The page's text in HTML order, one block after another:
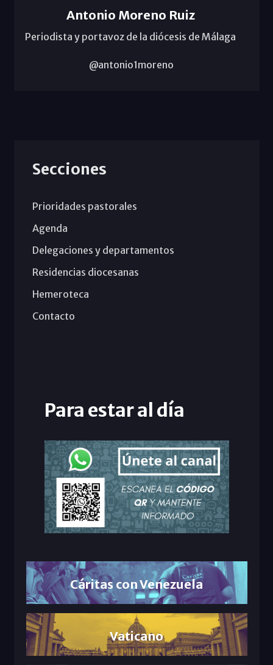
Antonio Moreno Ruiz
Periodista y portavoz de la diócesis de Málaga
@antonio1moreno
Secciones
Prioridades pastorales
Agenda
Delegaciones y departamentos
Residencias diocesanas
Hemeroteca
Contacto
Para estar al día
Cáritas con Venezuela
Vaticano